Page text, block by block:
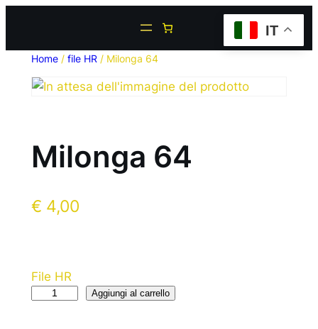
Home/ file HR / Milonga 64
Milonga 64
€ 4,00
File HR
Aggiungi al carrello
IT